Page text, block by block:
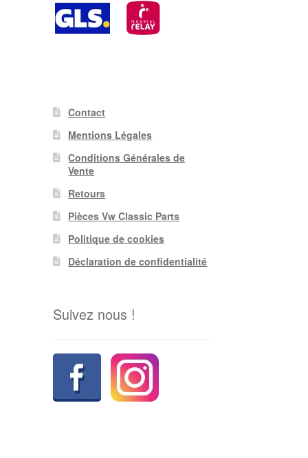
Contact
Mentions Légales
Conditions Générales de
Vente
Retours
Pièces Vw Classic Parts
Politique de cookies
Déclaration de confidentialité
Suivez nous !